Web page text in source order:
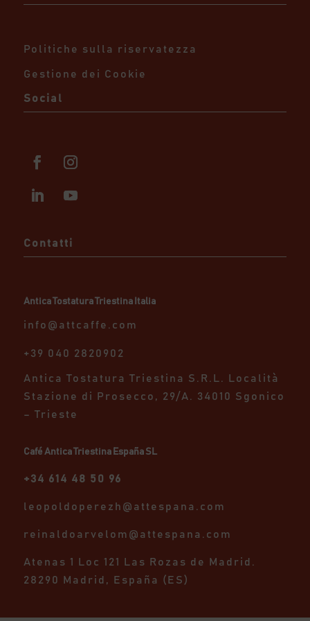
Politiche sulla riservatezza
Gestione dei Cookie
Social
Contatti
Antica Tostatura Triestina Italia
info@attcaffe.com
+39 040 2820902
Antica Tostatura Triestina S.R.L.
Località
Stazione di Prosecco, 29/A. 34010 Sgonico
– Trieste
Café Antica Triestina España SL
+34 614 48 50 96
leopoldoperezh@attespana.com
reinaldoarvelom@attespana.com
Atenas 1 Loc 121 Las Rozas de Madrid.
28290 Madrid, España (ES)